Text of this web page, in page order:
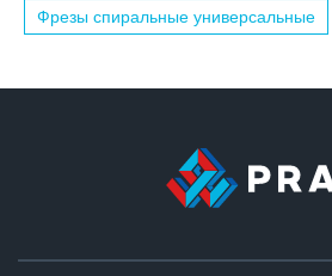
Фрезы спиральные универсальные